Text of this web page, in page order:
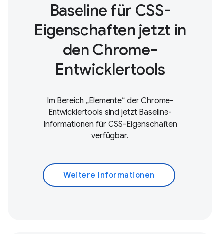
Baseline für CSS-
Eigenschaften jetzt in
den Chrome-
Entwicklertools
Im Bereich „Elemente“ der Chrome-
Entwicklertools sind jetzt Baseline-
Informationen für CSS-Eigenschaften
verfügbar.
Weitere Informationen